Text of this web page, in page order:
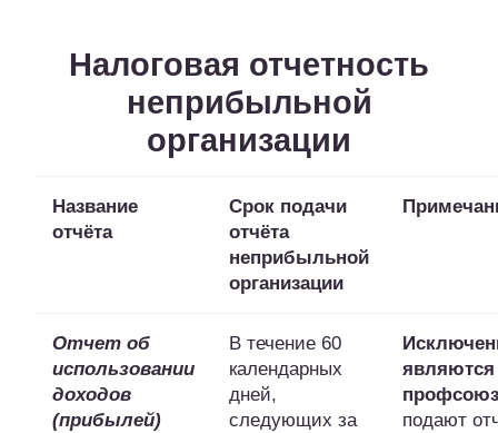
Налоговая отчетность
неприбыльной
организации
Название
отчёта
Срок подачи
отчёта
неприбыльной
организации
Отчет об
использовании
доходов
(прибылей)
В течение 60
календарных
дней,
следующих за
являются
подают